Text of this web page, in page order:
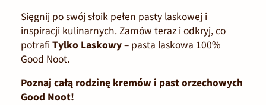
Sięgnij po swój słoik pełen pasty laskowej i
inspiracji kulinarnych. Zamów teraz i odkryj, co
potrafi Tylko Laskowy– pasta laskowa 100%
Good Noot.
Poznaj całą rodzinę kremów i past orzechowych
Good Noot!